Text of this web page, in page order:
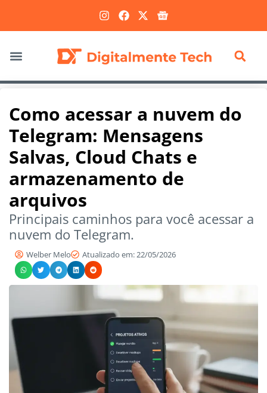
Como acessar a nuvem do
Telegram: Mensagens
Salvas, Cloud Chats e
armazenamento de
arquivos
Principais caminhos para você acessar a
nuvem do Telegram.
Welber Melo Atualizado em: 22/05/2026